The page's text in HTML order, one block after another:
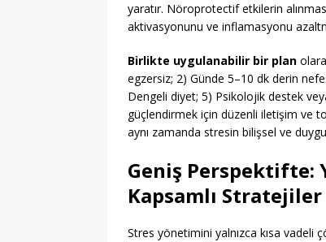
yaratır. Nöroprotectif etkilerin
aktivasyonunu ve inflamasyonu
Birlikte uygulanabilir bir plan
egzersiz; 2) Günde 5–10 dk derin
Dengeli diyet; 5) Psikolojik destek
güçlendirmek için düzenli iletişim ve
aynı zamanda stresin bilişsel ve
Geniş Perspektifte:
Kapsamlı Stratejiler
Stres yönetimini yalnızca kısa vadeli